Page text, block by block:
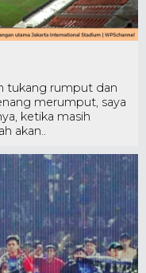
tukang rumput dan
merumput, saya
ketika masih
akan..